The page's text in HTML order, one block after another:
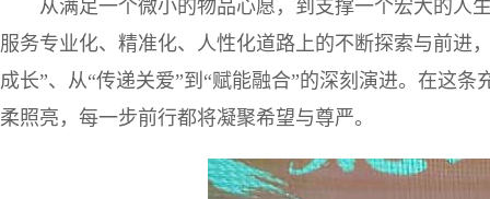
从满足一个微小的物品心愿，到支撑一个宏大的人
服务专业化、精准化、人性化道路上的不断探索与前进
成长”、从“传递关爱”到“赋能融合”的深刻演进。在这
柔照亮，每一步前行都将凝聚希望与尊严。